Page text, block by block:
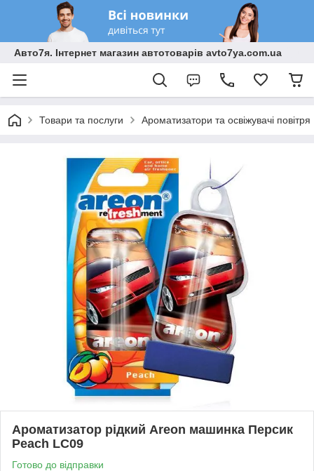
Авто7я. Інтернет магазин автотоварів avto7ya.com.ua
Товари та послуги Ароматизатори та освіжувачі повітря
Ароматизатор рідкий Areon машинка Персик
Peach LC09
Готово до відправки